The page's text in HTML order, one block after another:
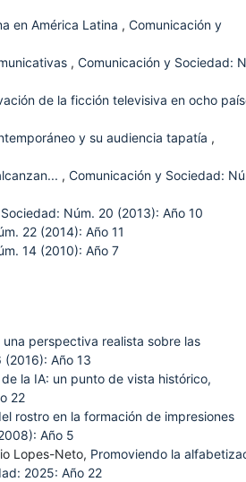
en América Latina , Comunicación y
, Comunicación y Sociedad:
de la ficción televisiva en ocho
y su audiencia tapatía ,
, Comunicación y Sociedad:
Núm. 20 (2013): Año 10
22 (2014): Año 11
14 (2010): Año 7
perspectiva realista sobre las
Año 13
la IA: un punto de vista histórico,
22
rostro en la formación de impresiones
Año 5
Lopes-Neto, Promoviendo la
2025: Año 22